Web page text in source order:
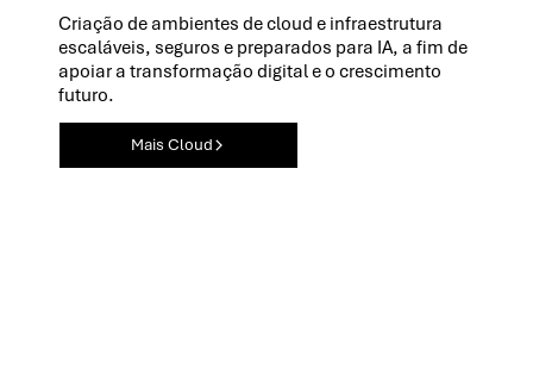
Criação de ambientes de cloud e infraestrutura
escaláveis, seguros e preparados para IA, a fim de
apoiar a transformação digital e o crescimento
futuro.
Mais Cloud